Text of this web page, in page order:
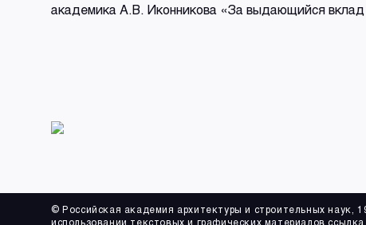
академика А.В. Иконникова «За выдающийся
© Российская академия архитектуры и строительных наук,
использовании текстовых и графических материалов ссылка